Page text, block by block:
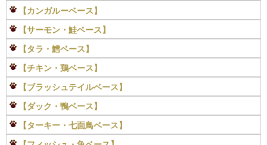
【カンガルーベース】
【サーモン・鮭ベース】
【タラ・鱈ベース】
【チキン・鶏ベース】
【ブラッシュテイルベース】
【ダック・鴨ベース】
【ターキー・七面鳥ベース】